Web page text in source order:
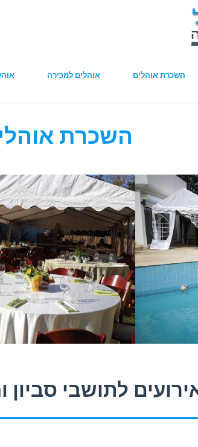
השכרת אוהלים אוהלים למכירה
השכרת
לתושבי סביון